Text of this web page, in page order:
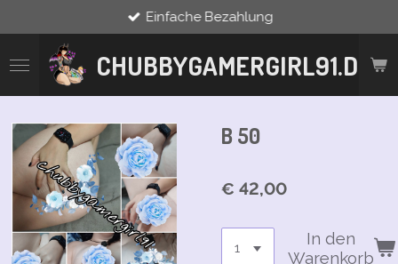
Hauptinhalt
springen
CHUBBYGAMERGIRL91.DE
Einfache Bezahlung
B 50
€ 42,00
In den
Warenkorb